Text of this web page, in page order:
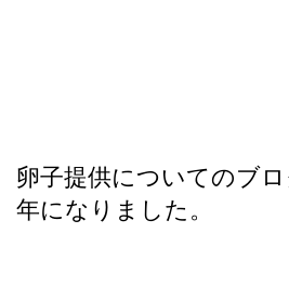
卵子提供についてのブ
年になりました。